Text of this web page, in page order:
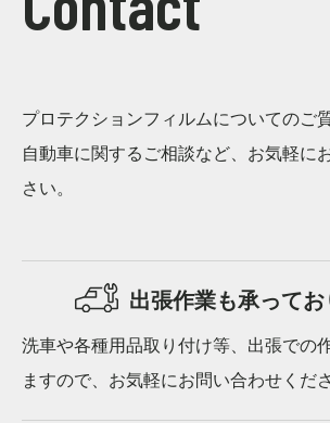
プロテクションフィルムについてのご
自動車に関するご相談など、お気軽に
さい。
出張作業も承ってお
洗車や各種用品取り付け等、出張での
ますので、お気軽にお問い合わせくださ